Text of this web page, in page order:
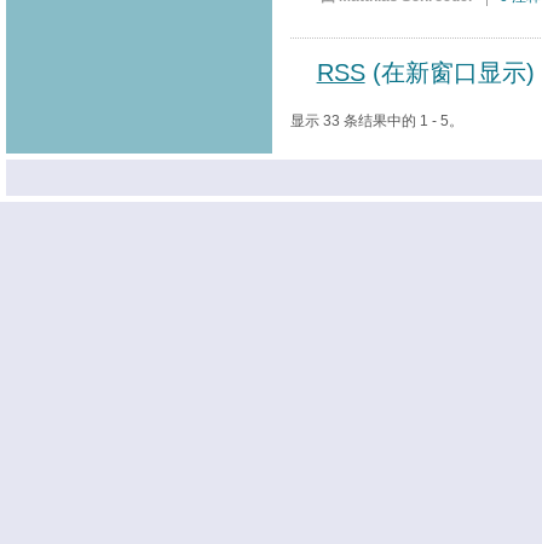
RSS (在新窗口显示)
显示 33 条结果中的 1 - 5。